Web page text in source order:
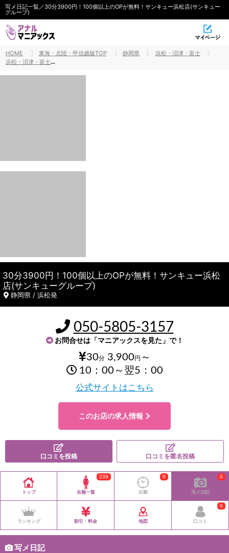
写メ日記一覧／30分3900円！100個以上のOPが無料！サンキュー浜松店(サンキュー
グループ)
HOME 東海・北陸・甲信越版TOP 静岡県
浜松・沼津・富士
浜松・沼津・富士AF・アナルセックス
30分3900円！100個以上のOPが無料！サンキュー浜松
店(サンキューグループ)
静岡県 / 浜松発
050-5805-3157
お問合せは「マニアックスを見た」で！
30分3,900 円 ～
10：00～翌5：00
公式サイトはこちら
このお店の求人情報
口コミを投稿 口コミを匿名投稿
トップ 在籍一覧
239
出勤
0
写メ日記
0
ランキング 割引・料金 地図 口コミ
0
写メ日記